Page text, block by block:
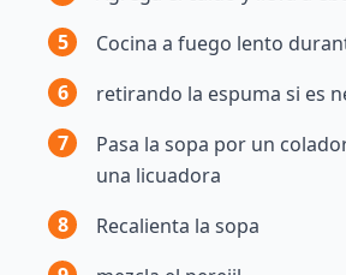
5
Cocina a fuego lento
6
retirando la espuma si es
7
Pasa la sopa por un
una licuadora
8
Recalienta la sopa